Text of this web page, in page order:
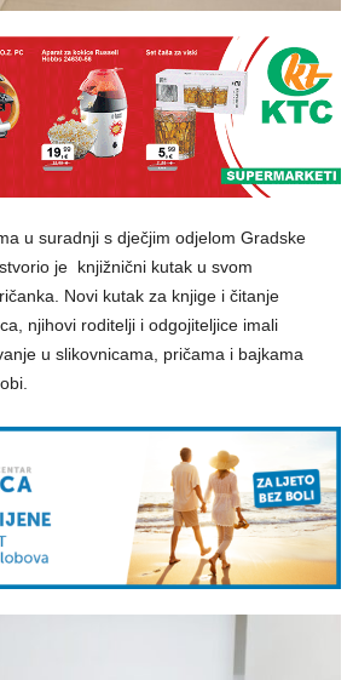
u suradnji s dječjim odjelom Gradske
je knjižnični kutak u svom
Novi kutak za knjige i čitanje
njihovi roditelji i odgojiteljice imali
u slikovnicama, pričama i bajkama